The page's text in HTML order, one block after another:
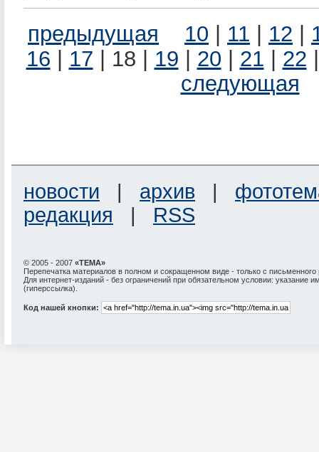
предыдущая
10 11 12
16
17 | 18 | 19 20 21 22
следующая
новости | архив |
редакция | RSS
© 2005 - 2007 «ТЕМА»
Перепечатка материалов в полном и сокращенном виде - только с
Для интернет-изданий - без ограничений при обязательном условии: указание
(гиперссылка).
Код нашей кнопки: